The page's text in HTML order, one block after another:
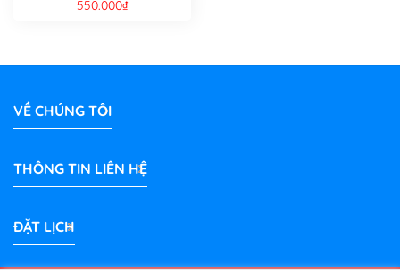
550.000₫
VỀ CHÚNG TÔI
THÔNG TIN LIÊN HỆ
ĐẶT LỊCH